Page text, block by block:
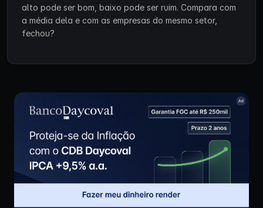
alto pode ser bom, baixo pode ser ruim. Compara com
a média dela e com as empresas do mesmo setor,
fechou?